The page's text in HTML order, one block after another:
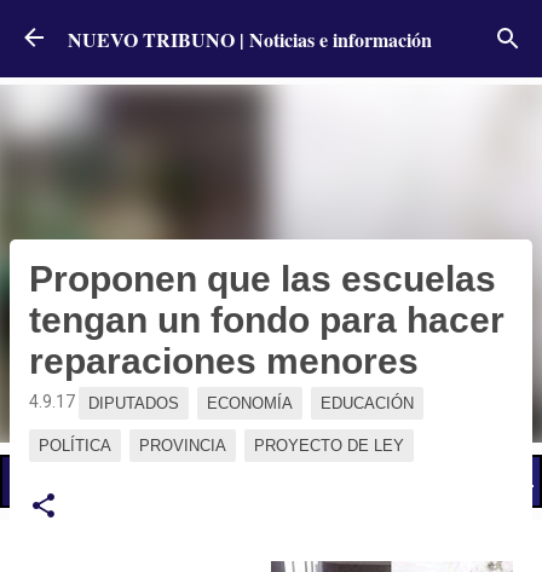
Ir al contenido principal
NUEVO TRIBUNO | Noticias e información
Proponen que las escuelas
tengan un fondo para hacer
reparaciones menores
4.9.17 DIPUTADOS ECONOMÍA EDUCACIÓN
POLÍTICA PROVINCIA PROYECTO DE LEY